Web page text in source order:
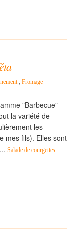
, Fromage
"Barbecue"
la variété de
les
mes fils). Elles sont
Salade de courgettes